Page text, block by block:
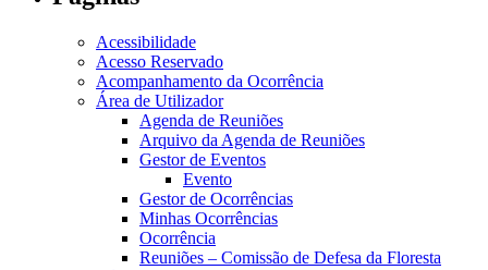
Acessibilidade
Acesso Reservado
Acompanhamento da Ocorrência
Área de Utilizador
Agenda de Reuniões
Arquivo da Agenda de Reuniões
Gestor de Eventos
Evento
Gestor de Ocorrências
Minhas Ocorrências
Ocorrência
Reuniões – Comissão de Defesa da Floresta